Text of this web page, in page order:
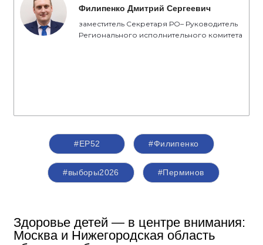
Филипенко Дмитрий Сергеевич
заместитель Секретаря РО– Руководитель
Регионального исполнительного комитета
#ЕР52 #Филипенко
#выборы2026 #Перминов
Здоровье детей — в центре внимания:
Москва и Нижегородская область